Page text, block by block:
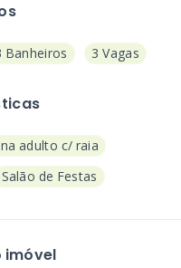
Banheiros 3 Vagas
adulto c/ raia
Salão de Festas
imóvel